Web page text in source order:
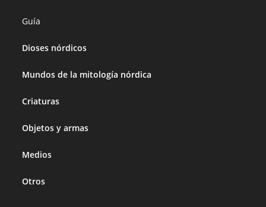
Guía
Dioses nórdicos
Mundos de la mitología nórdica
Criaturas
Objetos y armas
Medios
Otros